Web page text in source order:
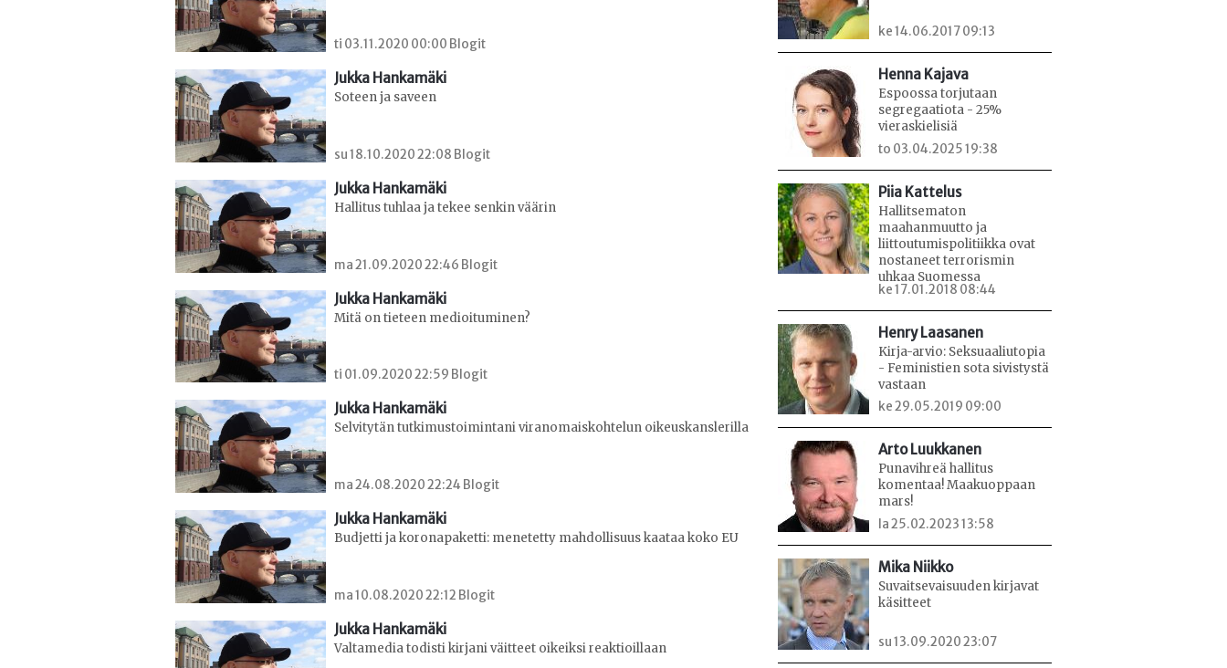
ti 03.11.2020 00:00 Blogit
Jukka Hankamäki
Soteen ja saveen
su 18.10.2020 22:08 Blogit
Jukka Hankamäki
Hallitus tuhlaa ja tekee senkin väärin
ma 21.09.2020 22:46 Blogit
Jukka Hankamäki
Mitä on tieteen medioituminen?
ti 01.09.2020 22:59 Blogit
Jukka Hankamäki
Selvitytän tutkimustoimintani viranomaiskohtelun oikeuskanslerilla
ma 24.08.2020 22:24 Blogit
Jukka Hankamäki
Budjetti ja koronapaketti: menetetty mahdollisuus kaataa koko EU
ma 10.08.2020 22:12 Blogit
Jukka Hankamäki
Valtamedia todisti kirjani väitteet oikeiksi reaktioillaan
ke 14.06.2017 09:13
Henna Kajava
Espoossa torjutaan
segregaatiota - 25%
vieraskielisiä
to 03.04.2025 19:38
Piia Kattelus
Hallitsematon
maahanmuutto ja
liittoutumispolitiikka ovat
nostaneet terrorismin
uhkaa Suomessa
ke 17.01.2018 08:44
Henry Laasanen
Kirja-arvio: Seksuaaliutopia
- Feministien sota sivistystä
vastaan
ke 29.05.2019 09:00
Arto Luukkanen
Punavihreä hallitus
komentaa! Maakuoppaan
mars!
la 25.02.2023 13:58
Mika Niikko
Suvaitsevaisuuden kirjavat
käsitteet
su 13.09.2020 23:07